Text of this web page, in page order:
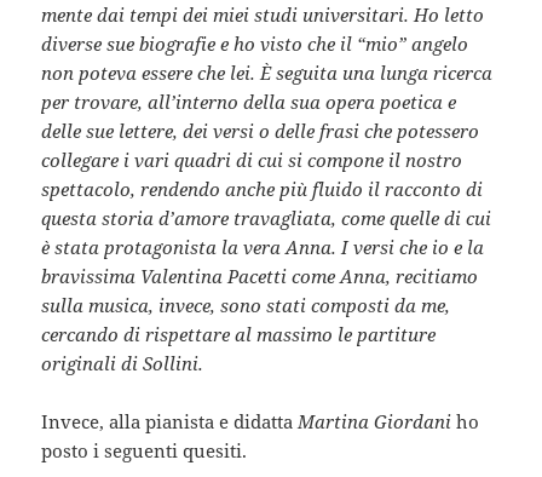
mente dai tempi dei miei studi universitari. Ho letto
diverse sue biografie e ho visto che il “mio” angelo
non poteva essere che lei. È seguita una lunga ricerca
per trovare, all’interno della sua opera poetica e
delle sue lettere, dei versi o delle frasi che potessero
collegare i vari quadri di cui si compone il nostro
spettacolo, rendendo anche più fluido il racconto di
questa storia d’amore travagliata, come quelle di cui
è stata protagonista la vera Anna. I versi che io e la
bravissima Valentina Pacetti come Anna, recitiamo
sulla musica, invece, sono stati composti da me,
cercando di rispettare al massimo le partiture
originali di Sollini.
Invece, alla pianista e didatta Martina Giordani ho
posto i seguenti quesiti.